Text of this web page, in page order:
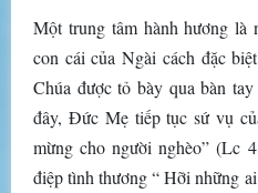
Một trung tâm hành hương là
con cái của Ngài cách đặc
Chúa được tỏ bày qua bàn
đây, Đức Mẹ tiếp tục sứ vụ
mừng cho người nghèo” (Lc
điệp tình thương “ Hỡi những